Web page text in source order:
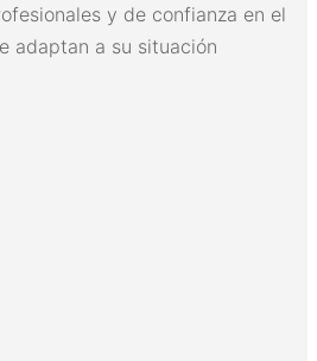
y de confianza en el
adaptan a su situación